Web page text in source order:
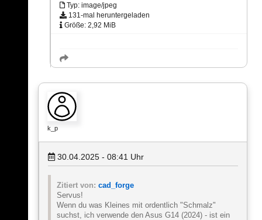
Typ: image/jpeg
131-mal heruntergeladen
Größe: 2,92 MiB
k_p
30.04.2025 - 08:41 Uhr
Zitiert von: cad_forge
Servus!
Wenn du was Kleines mit ordentlich "Schmalz"
suchst, ich verwende den Asus G14 (2024) - ist ein